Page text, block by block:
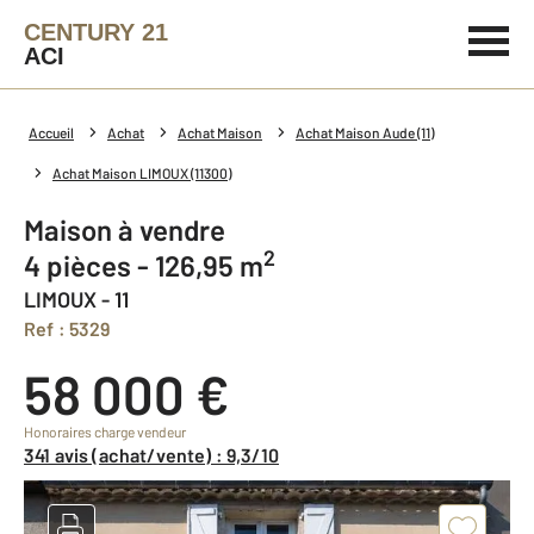
CENTURY 21
ACI
Accueil Achat Achat Maison Achat Maison Aude (11)
Achat Maison LIMOUX (11300)
Maison à vendre
4 pièces - 126,95 m2
LIMOUX - 11
Ref : 5329
58 000 €
Honoraires charge vendeur
341 avis (achat/vente) : 9,3/10